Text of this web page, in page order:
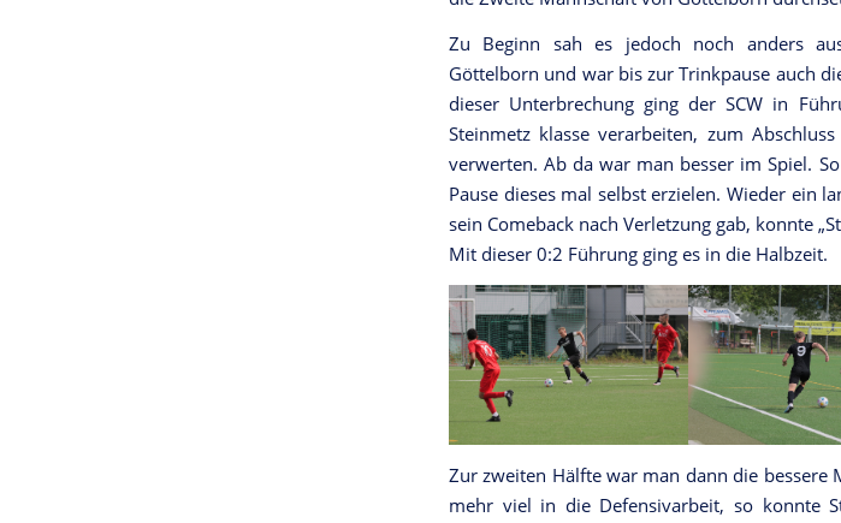
Zu Beginn sah es jedoch noch anders
Göttelborn und war bis zur Trinkpause auch
dieser Unterbrechung ging der SCW in
Steinmetz klasse verarbeiten, zum
verwerten. Ab da war man besser im Spiel.
Pause dieses mal selbst erzielen. Wieder ein
sein Comeback nach Verletzung gab, konnte
Mit dieser 0:2 Führung ging es in die Halbzeit.
Zur zweiten Hälfte war man dann die
mehr viel in die Defensivarbeit, so konnte